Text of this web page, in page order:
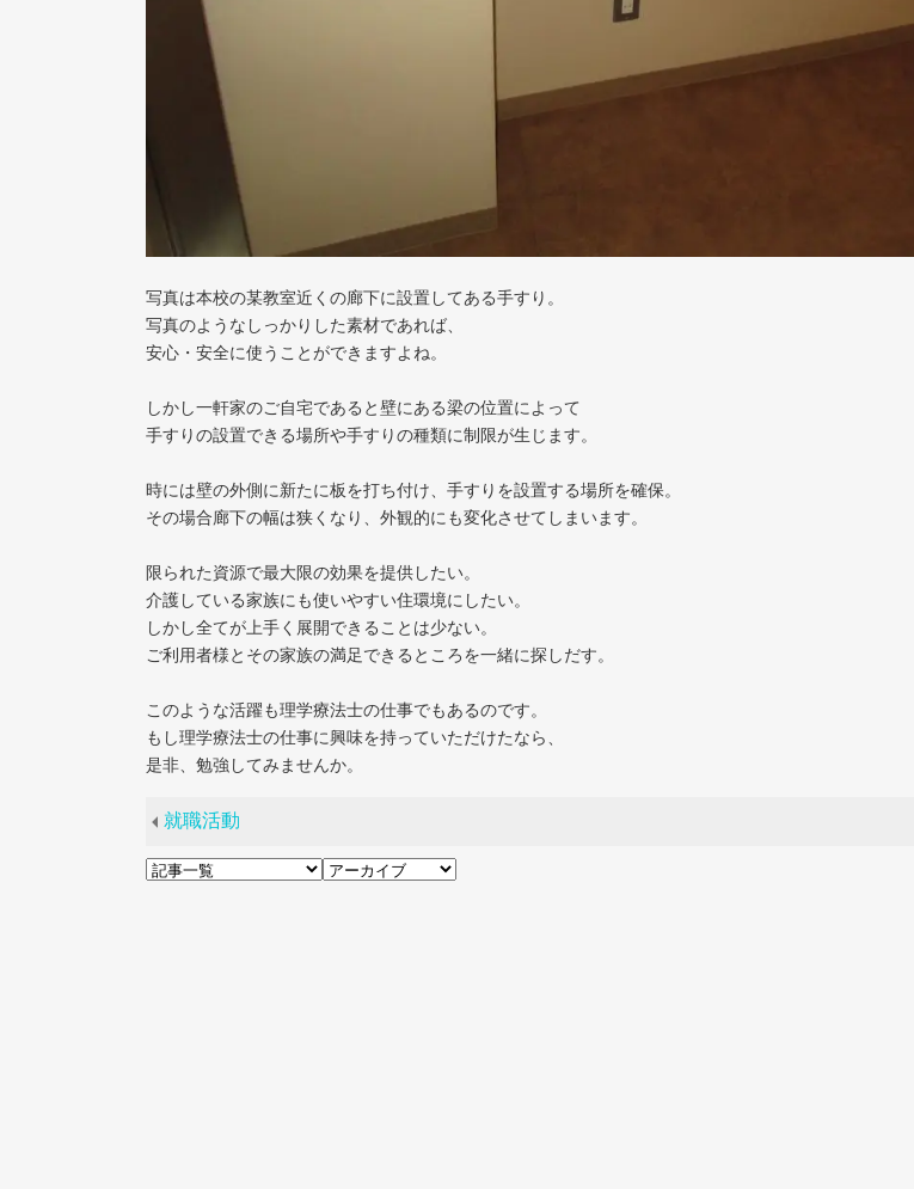
写真は本校の某教室近くの廊下に設置してある手すり。
写真のようなしっかりした素材であれば、
安心・安全に使うことができますよね。
しかし一軒家のご自宅であると壁にある梁の位置によって
手すりの設置できる場所や手すりの種類に制限が生じます。
時には壁の外側に新たに板を打ち付け、手すりを設置する場所を確保。
その場合廊下の幅は狭くなり、外観的にも変化させてしまいます。
限られた資源で最大限の効果を提供したい。
介護している家族にも使いやすい住環境にしたい。
しかし全てが上手く展開できることは少ない。
ご利用者様とその家族の満足できるところを一緒に探しだす。
このような活躍も理学療法士の仕事でもあるのです。
もし理学療法士の仕事に興味を持っていただけたなら、
是非、勉強してみませんか。
就職活動